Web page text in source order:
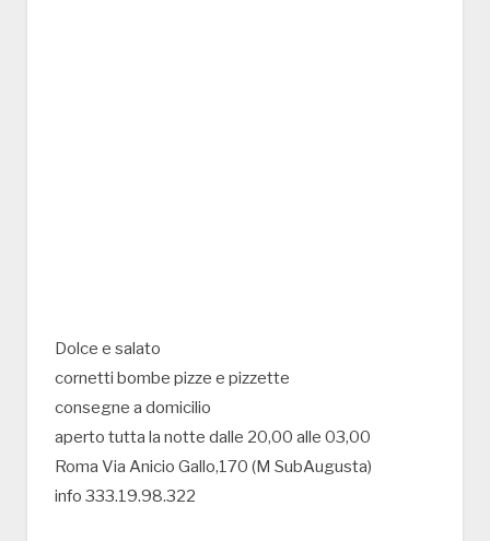
Dolce e salato
cornetti bombe pizze e pizzette
consegne a domicilio
aperto tutta la notte dalle 20,00 alle 03,00
Roma Via Anicio Gallo,170 (M SubAugusta)
info 333.19.98.322